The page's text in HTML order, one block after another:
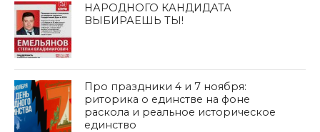
НАРОДНОГО КАНДИДАТА
ВЫБИРАЕШЬ ТЫ!
Про праздники 4 и 7 ноября:
риторика о единстве на фоне
раскола и реальное историческое
единство